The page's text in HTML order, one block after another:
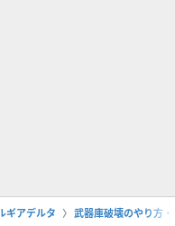
ギアデルタ 武器庫破壊のやり方